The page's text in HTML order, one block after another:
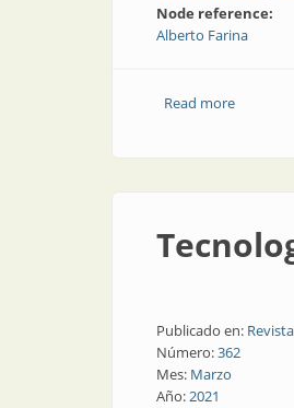
Node reference:
Alberto Farina
Read moreabout
Publicado en:
Número:362
Mes: Marzo
Año:2021